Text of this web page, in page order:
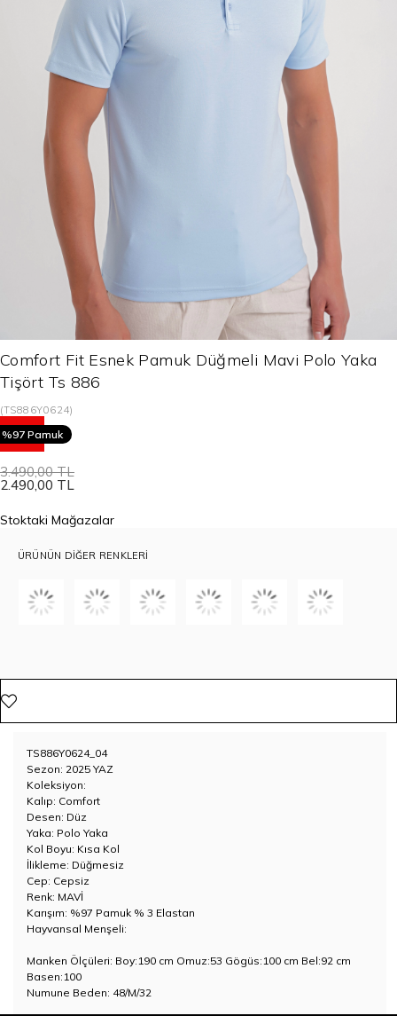
Comfort Fit Esnek Pamuk Düğmeli Mavi Polo Yaka
Tişört Ts 886
(TS886Y0624)
29
3.490,00 TL
2.490,00 TL
%97 Pamuk
Stoktaki Mağazalar
ÜRÜNÜN DIĞER RENKLERI
TS886Y0624_04
Sezon: 2025 YAZ
Koleksiyon:
Kalıp: Comfort
Desen: Düz
Yaka: Polo Yaka
Kol Boyu: Kısa Kol
İlikleme: Düğmesiz
Cep: Cepsiz
Renk: MAVİ
Karışım: %97 Pamuk % 3 Elastan
Hayvansal Menşeli:
Manken Ölçüleri: Boy:190 cm Omuz:53 Gögüs:100 cm Bel:92 cm
Basen:100
Numune Beden: 48/M/32